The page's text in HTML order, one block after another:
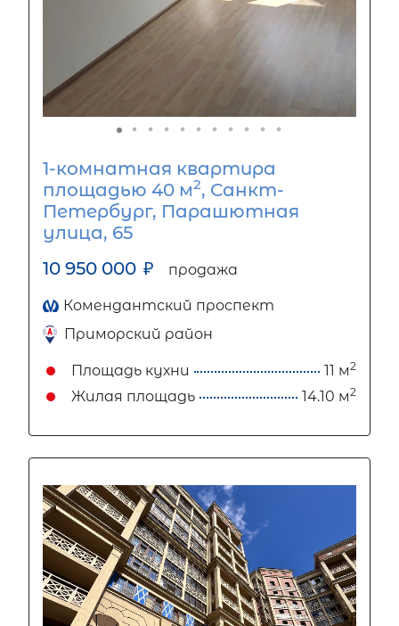
1-комнатная квартира
площадью 40 м2, Санкт-
Петербург, Парашютная
улица, 65
10 950 000 ₽ продажа
Комендантский проспект
Приморский район
Площадь кухни 11 м2
Жилая площадь 14.10 м2